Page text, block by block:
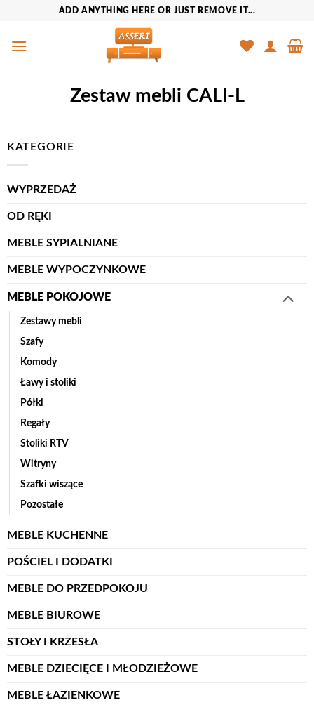
zawartości
ADD ANYTHING HERE OR JUST REMOVE IT...
Zestaw mebli CALI-L
KATEGORIE
WYPRZEDAŻ
OD RĘKI
MEBLE SYPIALNIANE
MEBLE WYPOCZYNKOWE
MEBLE POKOJOWE
Zestawy mebli
Szafy
Komody
Ławy i stoliki
Półki
Regały
Stoliki RTV
Witryny
Szafki wiszące
Pozostałe
MEBLE KUCHENNE
POŚCIEL I DODATKI
MEBLE DO PRZEDPOKOJU
MEBLE BIUROWE
STOŁY I KRZESŁA
MEBLE DZIECIĘCE I MŁODZIEŻOWE
MEBLE ŁAZIENKOWE